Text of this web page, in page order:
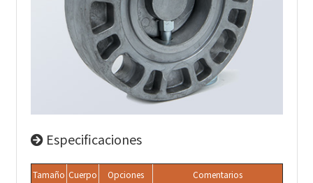
Especificaciones
Tamaño Cuerpo Opciones Comentarios